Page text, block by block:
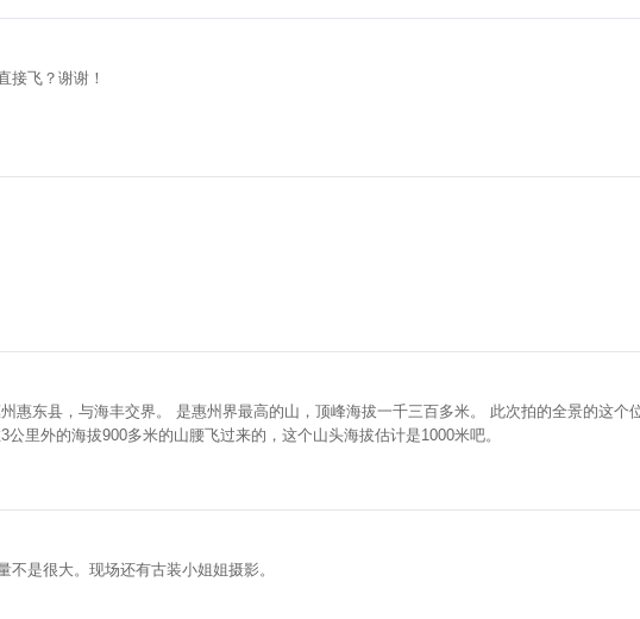
接飞？谢谢！
高的山，顶峰海拔一千三百多米。 此次拍的全景的这个位置不是顶峰，是另外一个山头，因为顶峰一
里外的海拔900多米的山腰飞过来的，这个山头海拔估计是1000米吧。
是很大。现场还有古装小姐姐摄影。